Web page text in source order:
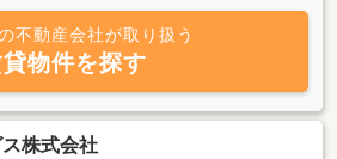
不動産会社が取り扱う
物件を探す
株式会社